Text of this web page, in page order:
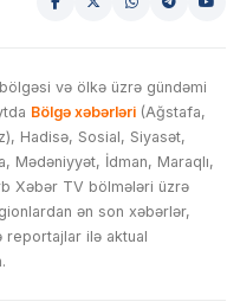
və ölkə üzrə gündəmi
Bölgə xəbərləri (Ağstafa,
Hadisə, Sosial, Siyasət,
Mədəniyyət, İdman, Maraqlı,
Xəbər TV bölmələri üzrə
ən son xəbərlər,
reportajlar ilə aktual